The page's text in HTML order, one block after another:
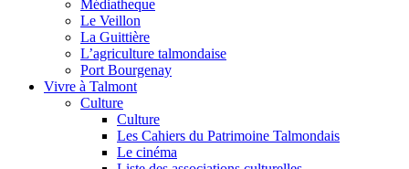
Médiatheque
Le Veillon
La Guittière
L’agriculture talmondaise
Port Bourgenay
Vivre à Talmont
Culture
Culture
Les Cahiers du Patrimoine Talmondais
Le cinéma